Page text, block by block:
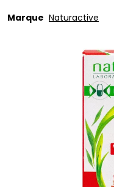
Marque Naturactive